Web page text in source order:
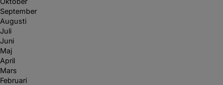
September
Augusti
Juli
Juni
Maj
April
Mars
Februari